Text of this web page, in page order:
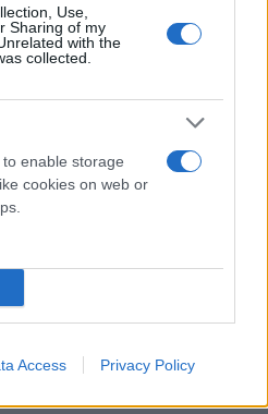
Use,
Sharing of my
with the
collected.
enable storage
cookies on web or
Access Privacy Policy
έχει νερό να ρέει μέσα του,
συμπεριφορά τόσο
συμπεριφορά της Mary
να σκεφτούμε ότι ίσως οι
διαισθητική κατανόηση
πιθανώς λόγω των
τους».